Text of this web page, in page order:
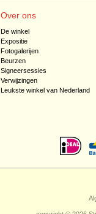
Over ons
De winkel
Expositie
Fotogalerijen
Beurzen
Signeersessies
Verwijzingen
Leukste winkel van Nederland